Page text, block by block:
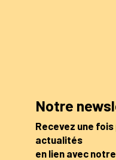
Notre
Recevez une
actualités
en lien avec